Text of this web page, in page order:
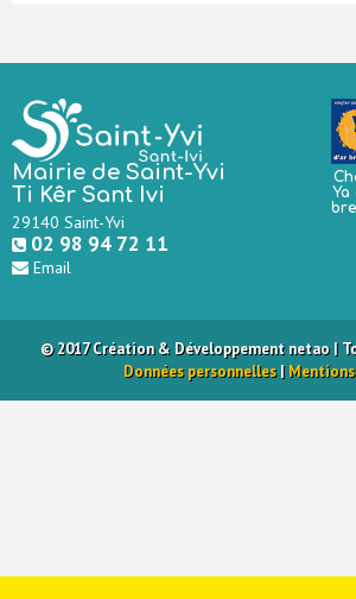
Mairie de Saint-Yvi
Ti Kêr Sant Ivi
29140 Saint-Yvi
02 98 94 72 11
Email
Ya
© 2017 Création & Développement netao|
Données personnelles|